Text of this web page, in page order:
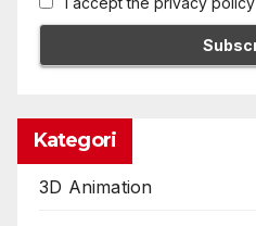
Kategori
3D Animation